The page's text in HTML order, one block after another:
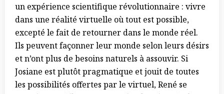
un expérience scientifique révolutionnaire : vivre
dans une réalité virtuelle où tout est possible,
excepté le fait de retourner dans le monde réel.
Ils peuvent façonner leur monde selon leurs désirs
et n’ont plus de besoins naturels à assouvir. Si
Josiane est plutôt pragmatique et jouit de toutes
les possibilités offertes par le virtuel, René se